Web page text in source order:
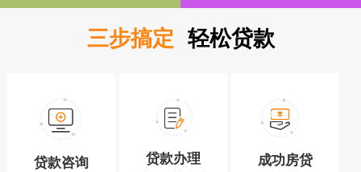
三步搞定 轻松贷款
贷款咨询 贷款办理 成功房贷